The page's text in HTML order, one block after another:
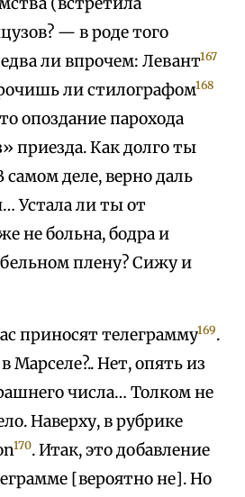
— в роде того
ли впрочем: Левант167
ли стилографом168
опоздание парохода
приезда. Как долго ты
деле, верно даль
Устала ли ты от
не больна, бодра и
плену? Сижу и
приносят телеграмму169.
Марселе?.. Нет, опять из
числа… Толком не
Наверху, в рубрике
170. Итак, это добавление
[вероятно не]. Но